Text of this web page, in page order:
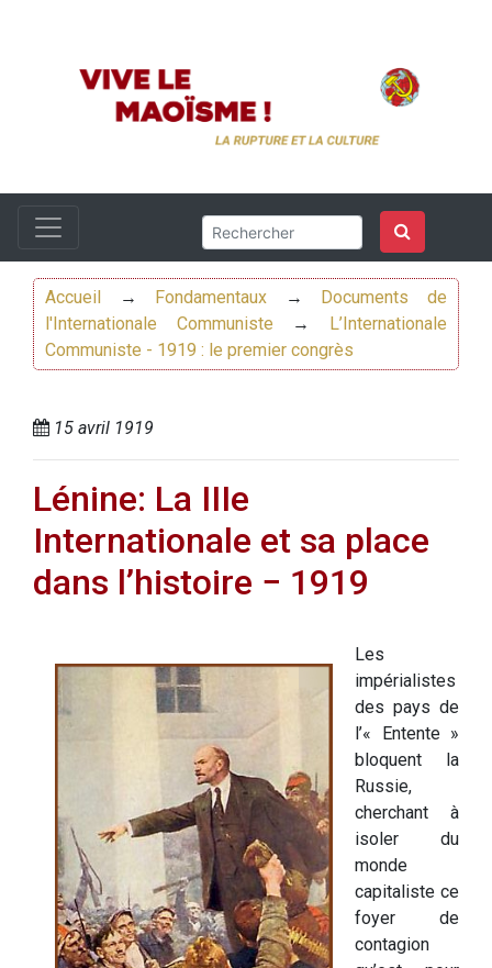
Accueil → Fondamentaux →
Documents de
l'Internationale Communiste →
L’Internationale
Communiste - 1919 : le premier congrès
15 avril 1919
Lénine: La IIIe
Internationale et sa place
dans l’histoire − 1919
Les
impérialistes
des pays de
l’« Entente »
bloquent la
Russie,
cherchant à
isoler du
monde
capitaliste ce
foyer de
contagion